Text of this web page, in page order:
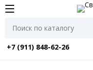
+7 (911) 848-62-26